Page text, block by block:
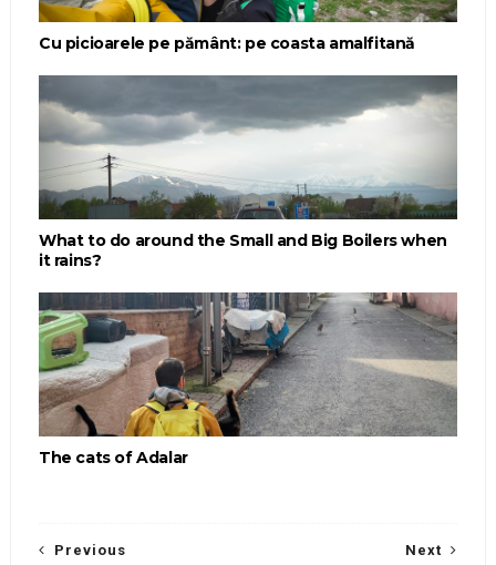
Cu picioarele pe pământ: pe coasta amalfitană
What to do around the Small and Big Boilers when
it rains?
The cats of Adalar
Next
Previous